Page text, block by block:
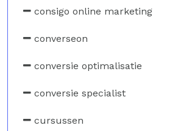
consigo online marketing
converseon
conversie optimalisatie
conversie specialist
cursussen